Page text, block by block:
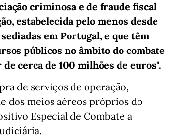
criminosa e de fraude fiscal
estabelecida pelo menos desde
em Portugal, e que têm
públicos no âmbito do combate
cerca de 100 milhões de euros".
de serviços de operação,
dos meios aéreos próprios do
Especial de Combate a